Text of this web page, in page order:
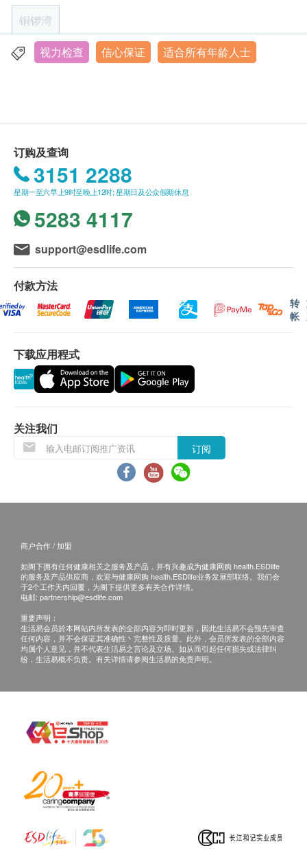
所有眼睛健康检查并非作为医务诊断或治疗用途。
年龄
成人眼睛检查计划仅适用于18岁或以上人士。
本眼睛检查计划有效期为一年，客户须在一年内（自
确认付款日期起算）接受相关检查，客户需提前一个
月预约相关检查，逾期作废。
报告
完成眼睛健康检查后，眼科医生/视光师将当面讲解报
告，所有眼睛检查并非用于医疗诊断或治疗用途。
铜锣湾
香港铜锣湾罗素街2号二千年广场3楼
视力检查 信心保证 适合所有年龄人士
订购及查询
3151 2288
星期一至六早上9时至晚上12时; 星期日及公众假期休息
5283 4117
support@esdlife.com
付款方法
转
帐
下载应用程式
关注我们
订阅
商户合作 / 加盟
如阁下拥有任何健康相关之服务及产品，并有兴趣成为健康网购 health.ESDlife
的服务及产品供应商，欢迎与健康网购 health.ESDlife业务发展部联络。我们会
于2个工作天内回覆，为阁下提供更多有关合作详情。
电邮: partnership@esdlife.com
重要声明：
生活易会员於本网站内所发表的全部内容为即时更新，因此生活易不会预先审查
任何内容，并不会保证其准确性丶完整性及质量。此外，会员所发表的全部内容
均属个人意见，并不代表生活易之言论及立场。如从而引起任何损失或法律纠
纷，生活易概不负责。有关详情请参阅生活易的免责声明。